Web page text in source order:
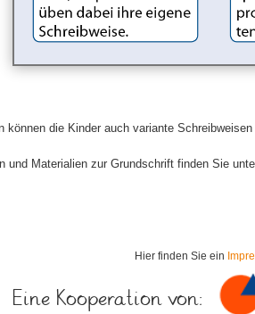
können die Kinder auch variante
und Materialien zur Grundschrift finden Sie
Hier finden Sie ein
Eine Kooperation von: